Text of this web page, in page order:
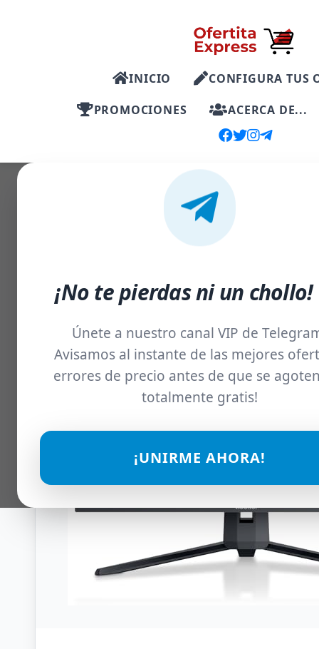
INICIO
CONFIGURA TUS
PROMOCIONES
ACERCA DE...
¡No te pierdas ni un
Únete a nuestro canal VIP de
Avisamos al instante de las mejores
errores de precio antes de que se
totalmente gratis!
¡UNIRME AHORA!